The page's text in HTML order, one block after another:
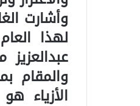
وأشارت
لهذا
والمقام
الأزياء